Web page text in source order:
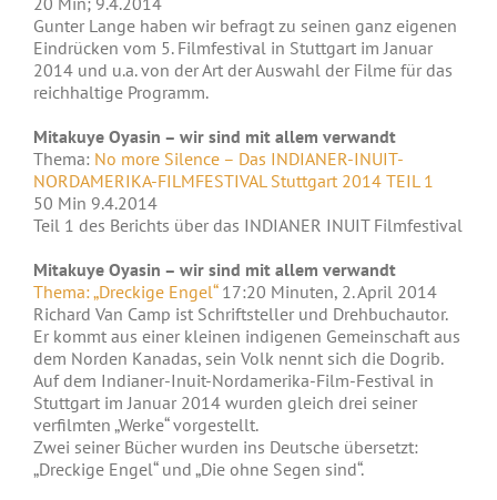
Gunter Lange haben wir befragt zu seinen ganz eigenen
Eindrücken vom 5. Filmfestival in Stuttgart im Januar
2014 und u.a. von der Art der Auswahl der Filme für das
reichhaltige Programm.
Mitakuye Oyasin – wir sind mit allem verwandt
Thema: No more Silence – Das INDIANER-INUIT-
NORDAMERIKA-FILMFESTIVAL Stuttgart 2014 TEIL 1
50 Min 9.4.2014
Teil 1 des Berichts über das INDIANER INUIT Filmfestival
Mitakuye Oyasin – wir sind mit allem verwandt
Thema: „Dreckige Engel“17:20 Minuten, 2. April 2014
Richard Van Camp ist Schriftsteller und Drehbuchautor.
Er kommt aus einer kleinen indigenen Gemeinschaft aus
dem Norden Kanadas, sein Volk nennt sich die Dogrib.
Auf dem Indianer-Inuit-Nordamerika-Film-Festival in
Stuttgart im Januar 2014 wurden gleich drei seiner
verfilmten „Werke“ vorgestellt.
Zwei seiner Bücher wurden ins Deutsche übersetzt:
„Dreckige Engel“ und „Die ohne Segen sind“.